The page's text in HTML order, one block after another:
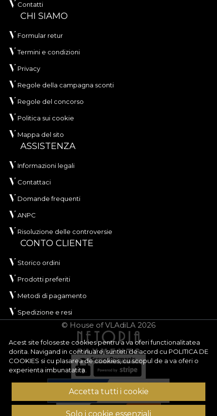
Acest site foloseste cookies pentru a va oferi functionalitatea
dorita. Navigand in continuare, sunteti de acord cu POLITICA DE
COOKIES si cu plasarea de cookies, cu scopul de a va oferi o
experienta imbunatatita.
Accetta tutti i cookie
Solo i cookie essenziali
Contatti
CHI SIAMO
Formular retur
Termini e condizioni
Privacy
Regole della campagna sconti
Regole del concorso
Politica sui cookie
Mappa del sito
ASSISTENZA
Informazioni legali
Contattaci
Domande frequenti
ANPC
Risoluzione delle controversie
CONTO CLIENTE
Storico ordini
Prodotti preferiti
Metodi di pagamento
Spedizione e resi
© House of VLAdiLA 2026